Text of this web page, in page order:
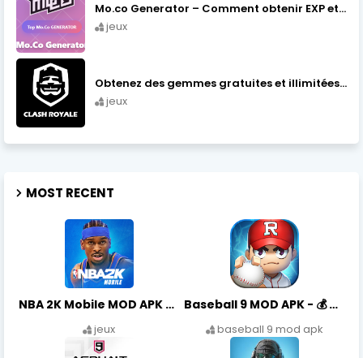
Mo.co Generator – Comment obtenir EXP et Mo.Gold gratuitement
jeux
Obtenez des gemmes gratuites et illimitées dans Clash Royale en 2025-2026
jeux
MOST RECENT
NBA 2K Mobile MOD APK - 💎 VC Illimité & 🏀 Tous Joueurs (2026)
jeux
Baseball 9 MOD APK - 💰 Pièces Illimitées & ⚾ Joueurs Max (2026)
baseball 9 mod apk